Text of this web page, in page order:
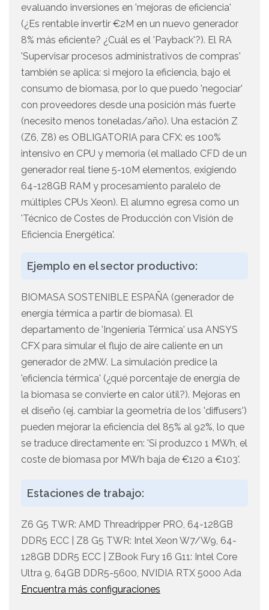
evaluando inversiones en 'mejoras de eficiencia'
(¿Es rentable invertir €2M en un nuevo generador
8% más eficiente? ¿Cuál es el 'Payback'?). El RA
'Supervisar procesos administrativos de compras'
también se aplica: si mejoro la eficiencia, bajo el
consumo de biomasa, por lo que puedo 'negociar'
con proveedores desde una posición más fuerte
(necesito menos toneladas/año). Una estación Z
(Z6, Z8) es OBLIGATORIA para CFX: es 100%
intensivo en CPU y memoria (el mallado CFD de un
generador real tiene 5-10M elementos, exigiendo
64-128GB RAM y procesamiento paralelo de
múltiples CPUs Xeon). El alumno egresa como un
'Técnico de Costes de Producción con Visión de
Eficiencia Energética'.
Ejemplo en el sector productivo:
BIOMASA SOSTENIBLE ESPAÑA (generador de
energía térmica a partir de biomasa). El
departamento de 'Ingeniería Térmica' usa ANSYS
CFX para simular el flujo de aire caliente en un
generador de 2MW. La simulación predice la
'eficiencia térmica' (¿qué porcentaje de energía de
la biomasa se convierte en calor útil?). Mejoras en
el diseño (ej. cambiar la geometría de los 'diffusers')
pueden mejorar la eficiencia del 85% al 92%, lo que
se traduce directamente en: 'Si produzco 1 MWh, el
coste de biomasa por MWh baja de €120 a €103'.
Estaciones de trabajo:
Z6 G5 TWR: AMD Threadripper PRO, 64-128GB
DDR5 ECC | Z8 G5 TWR: Intel Xeon W7/W9, 64-
128GB DDR5 ECC | ZBook Fury 16 G11: Intel Core
Ultra 9, 64GB DDR5-5600, NVIDIA RTX 5000 Ada
Encuentra más configuraciones